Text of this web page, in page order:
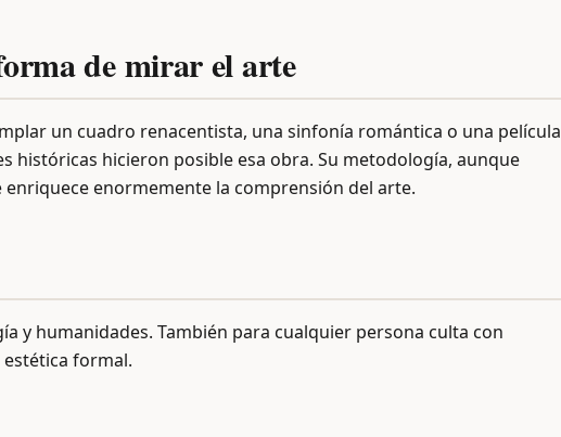
de mirar el arte
un cuadro renacentista, una sinfonía romántica o una película
históricas hicieron posible esa obra. Su metodología, aunque
enormemente la comprensión del arte.
y humanidades. También para cualquier persona culta con
formal.